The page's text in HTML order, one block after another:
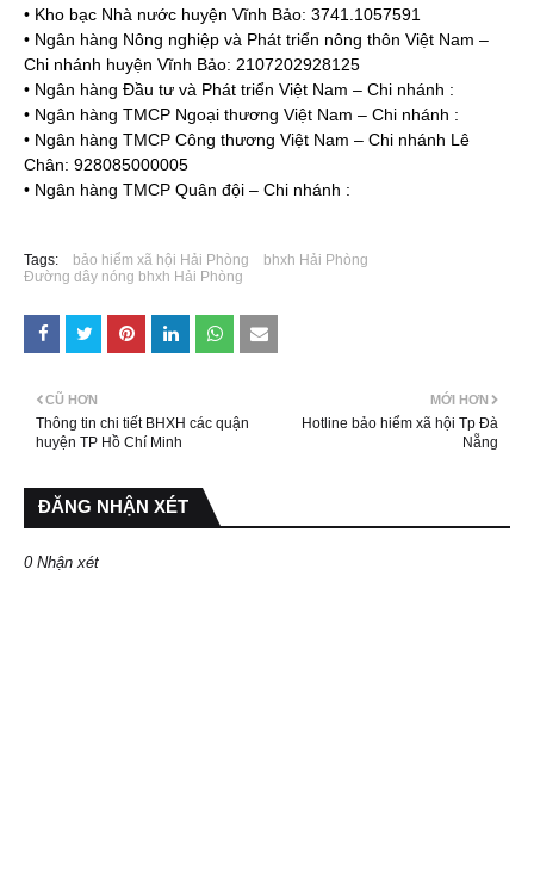
• Kho bạc Nhà nước huyện Vĩnh Bảo: 3741.1057591
• Ngân hàng Nông nghiệp và Phát triển nông thôn Việt Nam –
Chi nhánh huyện Vĩnh Bảo: 2107202928125
• Ngân hàng Đầu tư và Phát triển Việt Nam – Chi nhánh :
• Ngân hàng TMCP Ngoại thương Việt Nam – Chi nhánh :
• Ngân hàng TMCP Công thương Việt Nam – Chi nhánh Lê
Chân: 928085000005
• Ngân hàng TMCP Quân đội – Chi nhánh :
Tags: bảo hiểm xã hội Hải Phòng
bhxh Hải Phòng
Đường dây nóng bhxh Hải Phòng
MỚI HƠN
Hotline bảo hiểm xã hội Tp Đà
Nẵng
CŨ HƠN
Thông tin chi tiết BHXH các quận
huyện TP Hồ Chí Minh
ĐĂNG NHẬN XÉT
0 Nhận xét